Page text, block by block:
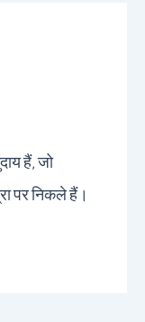
हैं, जो
पर निकले हैं।